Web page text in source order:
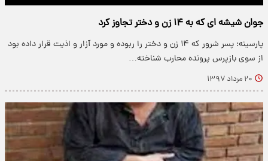
جوان شیشه ای که به ۱۴ زن و دختر تجاوز کرد
پارسینه: پسر شرور که ۱۴ زن و دختر را ربوده و مورد آزار و اذیت قرار داده بود
از سوی بازپرس پرونده محارب شناخته…
۲۰ مرداد ۱۳۹۷